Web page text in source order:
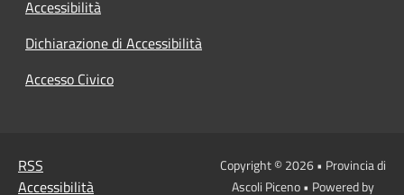
Accessibilità
Dichiarazione di Accessibilità
Accesso Civico
RSS
Accessibilità
Copyright © 2026 • Provincia di
Ascoli Piceno • Powered by